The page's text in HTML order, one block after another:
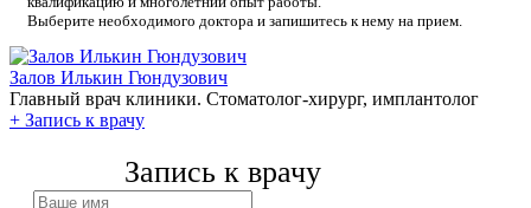
Выберите необходимого доктора и запишитесь к нему на прием.
Залов Илькин Гюндузович
Главный врач клиники. Стоматолог-хирург, имплантолог
+ Запись к врачу
Запись к врачу